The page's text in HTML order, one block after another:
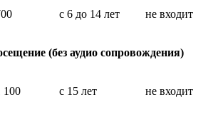
с 6 до 14 лет не входит
(без аудио сопровождения)
100 с 15 лет не входит